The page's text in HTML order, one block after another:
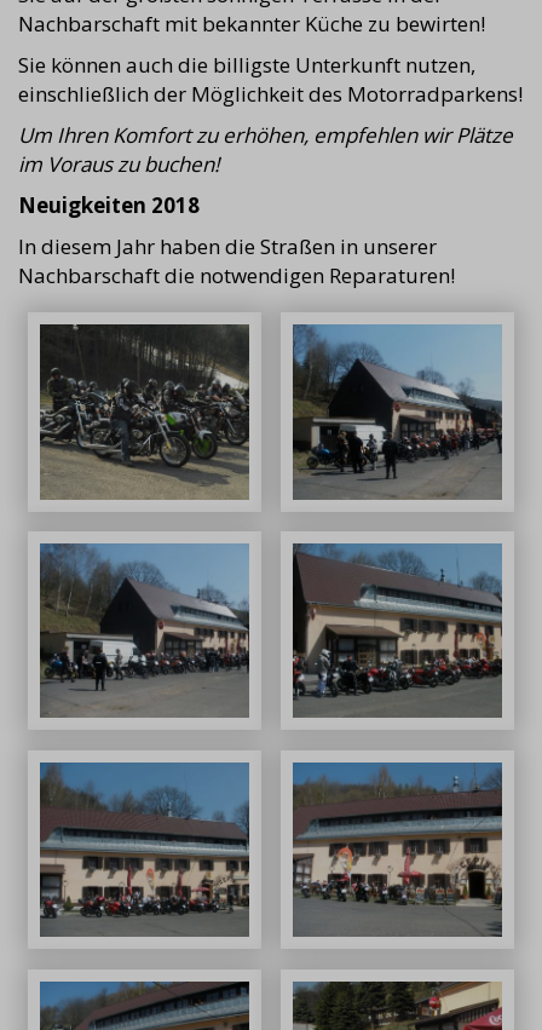
Nachbarschaft mit bekannter Küche zu bewirten!
Sie können auch die billigste Unterkunft nutzen,
einschließlich der Möglichkeit des Motorradparkens!
Um Ihren Komfort zu erhöhen, empfehlen wir Plätze
im Voraus zu buchen!
Neuigkeiten 2018
In diesem Jahr haben die Straßen in unserer
Nachbarschaft die notwendigen Reparaturen!